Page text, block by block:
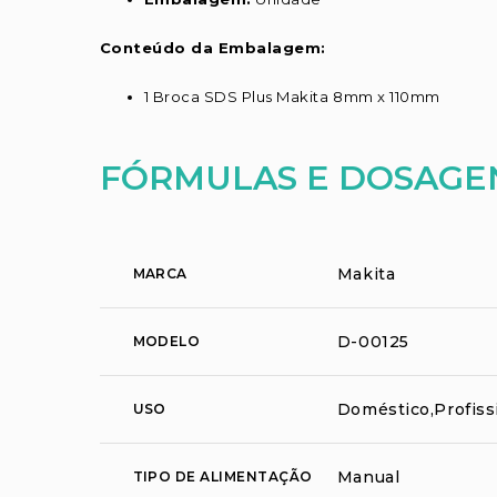
Conteúdo da Embalagem:
1 Broca SDS Plus Makita 8mm x 110mm
FÓRMULAS E
MARCA Makita
MODELO D-00125
USO
TIPO DE ALIMENTAÇÃO Manual